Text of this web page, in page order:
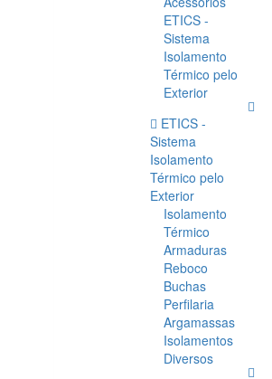
ETICS -
Sistema
Isolamento
Térmico pelo
Exterior
ETICS -
Sistema
Isolamento
Térmico pelo
Exterior
Isolamento
Térmico
Armaduras
Reboco
Buchas
Perfilaria
Argamassas
Isolamentos
Diversos